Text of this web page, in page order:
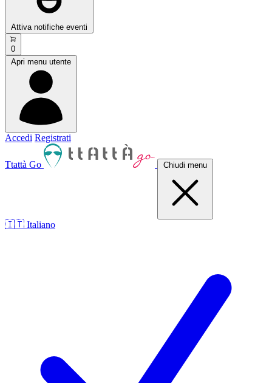
Attiva notifiche eventi
0
Apri menu utente
Accedi Registrati
Ttattà Go Chiudi menu
🇮🇹 Italiano